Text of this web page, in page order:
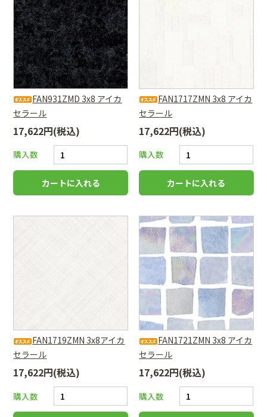
FAN931ZMD 3x8 アイカ
セラール
17,622円(税込)
購入数
FAN1717ZMN 3x8 アイカ
セラール
17,622円(税込)
購入数
FAN1719ZMN 3x8アイカ
セラール
17,622円(税込)
購入数
FAN1721ZMN 3x8 アイカ
セラール
17,622円(税込)
購入数